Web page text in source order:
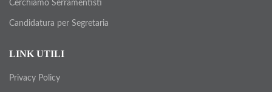
Cerchiamo Serramentisti
Candidatura per Segretaria
LINK UTILI
Privacy Policy